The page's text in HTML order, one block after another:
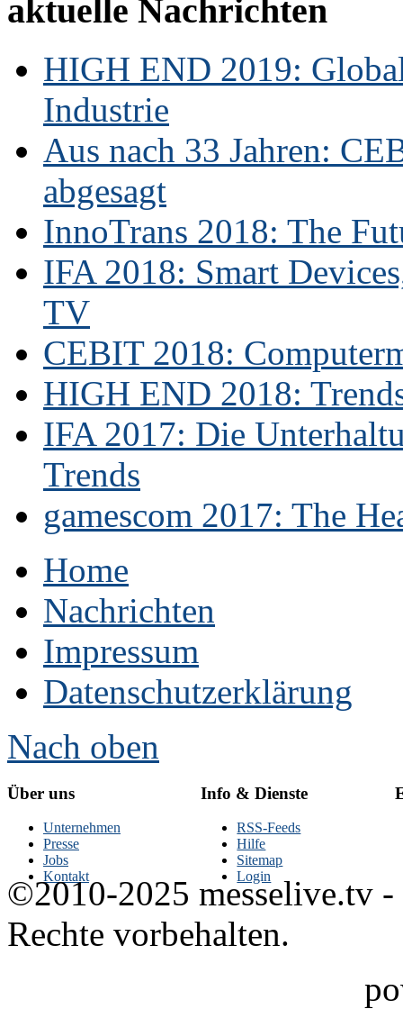
aktuelle Nachrichten
HIGH END 2019:
Industrie
Aus nach 33 Jahren:
abgesagt
InnoTrans 2018: The
IFA 2018: Smart
TV
CEBIT 2018:
HIGH END 2018:
IFA 2017: Die
Trends
gamescom 2017: The
Home
Nachrichten
Impressum
Datenschutzerklärung
Nach oben
Über uns
Unternehmen
Presse
Jobs
Kontakt
Info & Dienste
RSS-Feeds
Hilfe
Sitemap
Login
©2010-2025 messelive.tv -
Rechte vorbehalten.